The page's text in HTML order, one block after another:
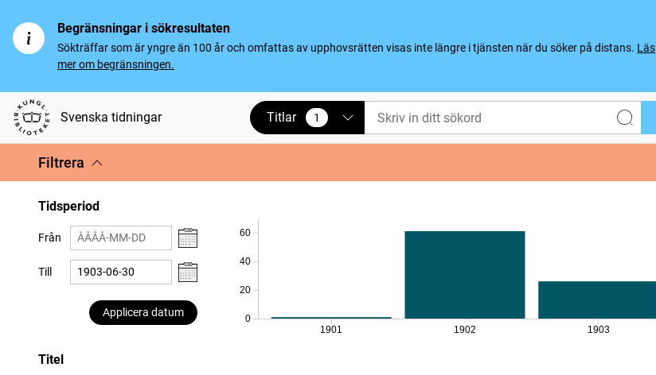
Begränsningar i sökresultaten
Sökträffar som är yngre än 100 år och omfattas av upphovsrätten visas inte längre i tjänsten när du söker på distans. Läs
mer om begränsningen.
Svenska tidningar Titlar 1
vald
Filtrera
Tidsperiod
Från
Till
Applicera datum
0
20
40
60
1901 1902 1903
Titel